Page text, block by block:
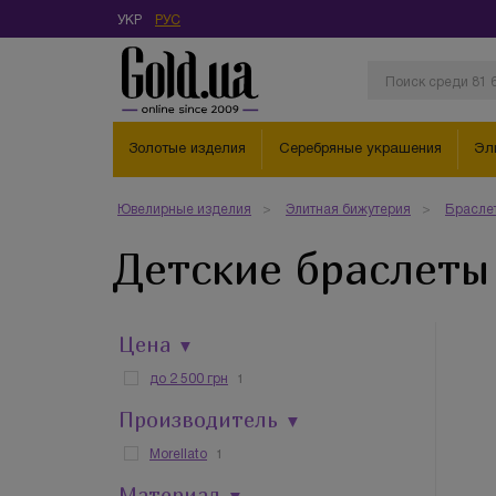
УКР РУС
Золотые изделия Серебряные украшения
Ювелирные изделия Элитная бижутерия
Детские браслеты
Цена ▼
до 2 500 грн 1
Производитель ▼
Morellato 1